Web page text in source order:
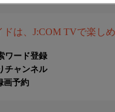
ドは、J:COM TVで楽し
ワード登録
チャンネル
画予約